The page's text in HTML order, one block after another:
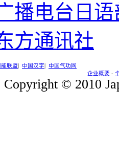
播电台日语
方通讯社
联盟 中国汉字
中国气功网
企业概要 -
Copyright © 2010